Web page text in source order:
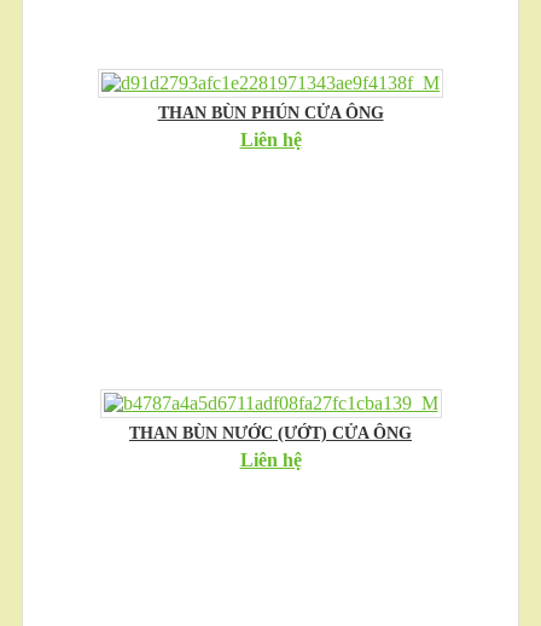
THAN BÙN PHÚN CỬA ÔNG
Liên hệ
THAN BÙN NƯỚC (ƯỚT) CỬA ÔNG
Liên hệ